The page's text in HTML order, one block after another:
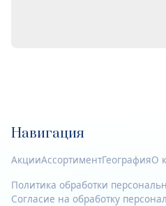
Навигация
АкцииАссортиментГеографияО
Политика обработки
Согласие на обработку